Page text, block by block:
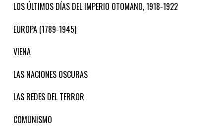
LOS ÚLTIMOS DÍAS DEL IMPERIO OTOMANO, 1918-1922
EUROPA (1789-1945)
VIENA
LAS NACIONES OSCURAS
LAS REDES DEL TERROR
COMUNISMO